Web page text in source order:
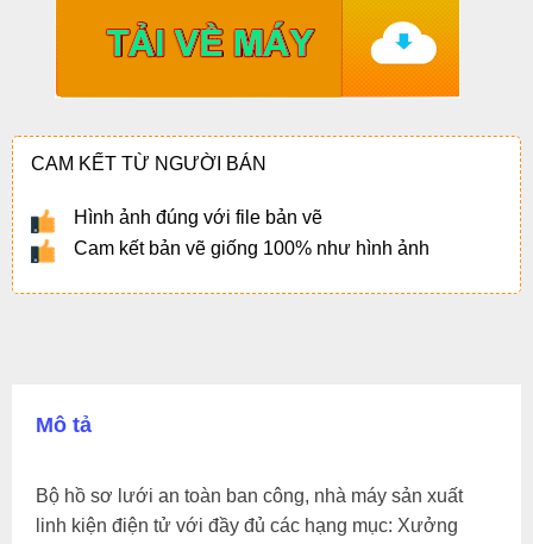
CAM KẾT TỪ NGƯỜI BÁN
Hình ảnh đúng với file bản vẽ
Cam kết bản vẽ giống 100% như hình ảnh
Mô tả
Bộ hồ sơ lưới an toàn ban công, nhà máy sản xuất
linh kiện điện tử với đầy đủ các hạng mục: Xưởng